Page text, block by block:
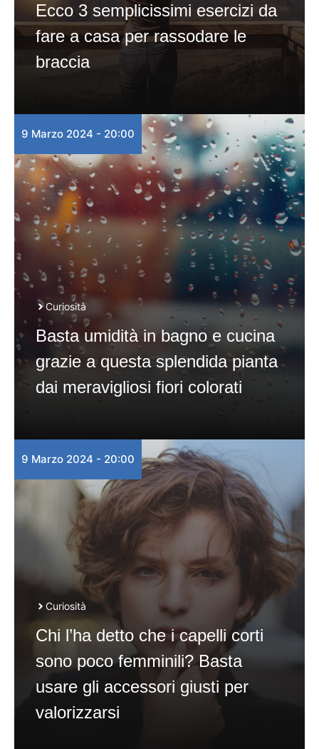
Ecco 3 semplicissimi esercizi da
fare a casa per rassodare le
braccia
9 Marzo 2024 - 20:00
Curiosità
Basta umidità in bagno e cucina
grazie a questa splendida pianta
dai meravigliosi fiori colorati
9 Marzo 2024 - 20:00
Curiosità
Chi l’ha detto che i capelli corti
sono poco femminili? Basta
usare gli accessori giusti per
valorizzarsi